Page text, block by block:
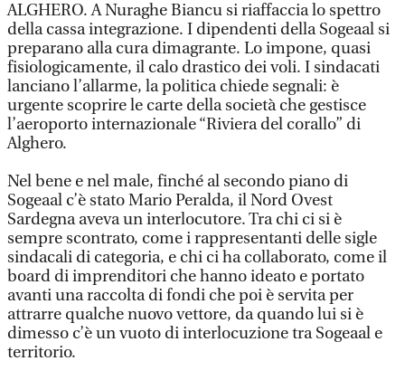
ALGHERO. A Nuraghe Biancu si riaffaccia lo spettro
della cassa integrazione. I dipendenti della Sogeaal si
preparano alla cura dimagrante. Lo impone, quasi
fisiologicamente, il calo drastico dei voli. I sindacati
lanciano l’allarme, la politica chiede segnali: è
urgente scoprire le carte della società che gestisce
l’aeroporto internazionale “Riviera del corallo” di
Alghero.
Nel bene e nel male, finché al secondo piano di
Sogeaal c’è stato Mario Peralda, il Nord Ovest
Sardegna aveva un interlocutore. Tra chi ci si è
sempre scontrato, come i rappresentanti delle sigle
sindacali di categoria, e chi ci ha collaborato, come il
board di imprenditori che hanno ideato e portato
avanti una raccolta di fondi che poi è servita per
attrarre qualche nuovo vettore, da quando lui si è
dimesso c’è un vuoto di interlocuzione tra Sogeaal e
territorio.